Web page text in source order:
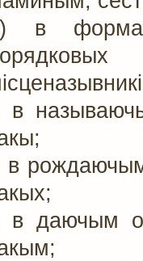
в формах
в
в
в даючым